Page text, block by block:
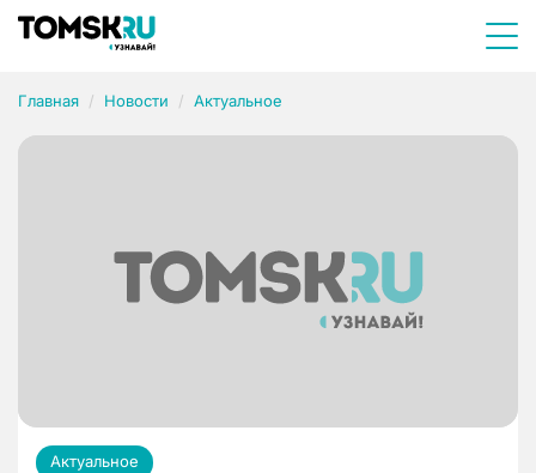
Главная Новости Актуальное
Актуальное